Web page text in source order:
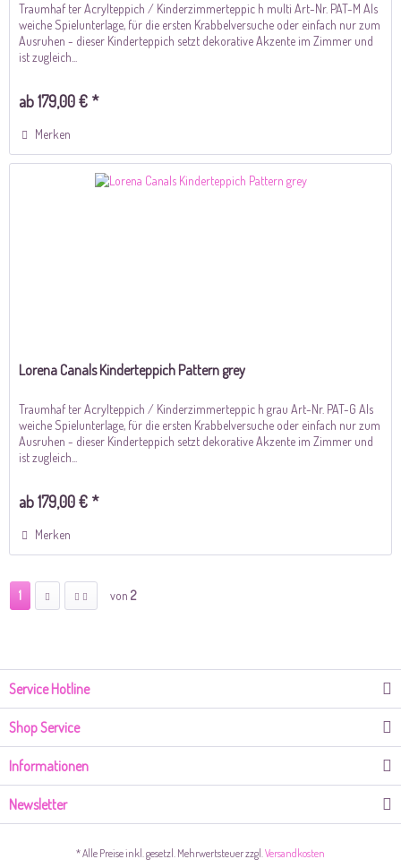
Traumhaf ter Acrylteppich / Kinderzimmerteppic h multi Art-Nr. PAT-M Als
weiche Spielunterlage, für die ersten Krabbelversuche oder einfach nur zum
Ausruhen - dieser Kinderteppich setzt dekorative Akzente im Zimmer und
ist zugleich...
ab 179,00 € *
Merken
Lorena Canals Kinderteppich Pattern grey
Traumhaf ter Acrylteppich / Kinderzimmerteppic h grau Art-Nr. PAT-G Als
weiche Spielunterlage, für die ersten Krabbelversuche oder einfach nur zum
Ausruhen - dieser Kinderteppich setzt dekorative Akzente im Zimmer und
ist zugleich...
ab 179,00 € *
Merken
1 von 2
Service Hotline
Shop Service
Informationen
Newsletter
* Alle Preise inkl. gesetzl. Mehrwertsteuer zzgl. Versandkosten